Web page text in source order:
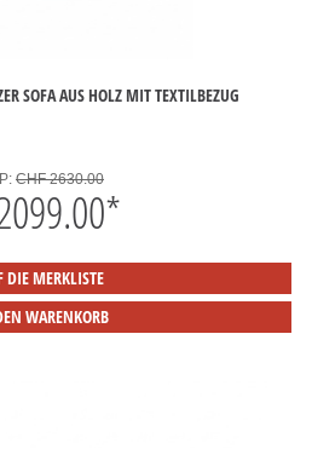
SOFA AUS HOLZ MIT TEXTILBEZUG
CHF 2630.00
*
DIE MERKLISTE
WARENKORB